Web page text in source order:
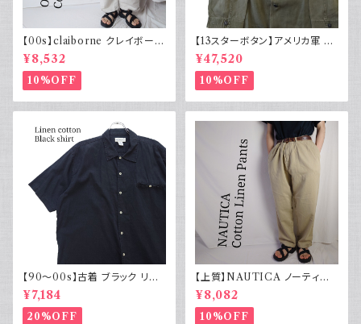
【00s】claiborne クレイボーン
リネンコットンパンツ ツータック
¥8,532
10%OFF
【13スターボタン】アメリカ軍 M
43 HBT ジャケット パッチ 軍物
実物
¥47,520
10%OFF
【90～00s】古着 ブラック リネ
ンコットンシャツ 黒 ボックスシ
ルエット
¥7,184
20%OFF
【上質】NAUTICA ノーティカ
コットンリネンパンツ ツータック
¥8,082
10%OFF